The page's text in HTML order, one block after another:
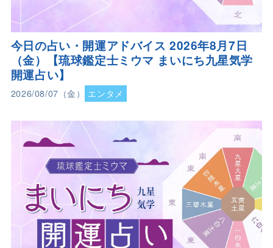
今日の占い・開運アドバイス 2026年8月7日
（金）【琉球鑑定士ミウマ まいにち九星気学
開運占い】
2026/08/07（金） エンタメ